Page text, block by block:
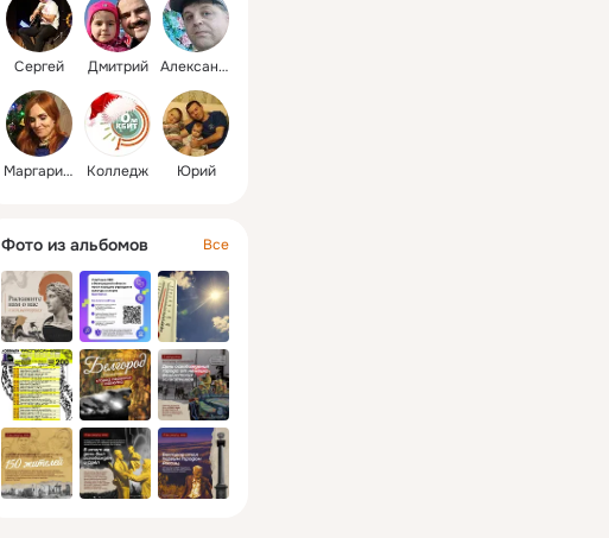
Сергей Дмитрий Александр
Маргарита Колледж Юрий
Фото из альбомов Все